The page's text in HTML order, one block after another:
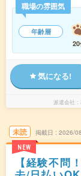
職場の雰囲気
年齢層
気になる!
派遣会社
未読
NEW
掲載日 2026/
【経験不問